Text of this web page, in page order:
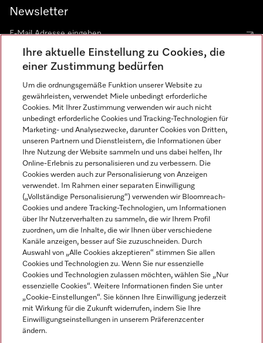
Newsletter
Sprache
DEUTSCH
Impressum
AGB
Datenschutz
Nutzungsbedingungen
Miele auf Instagram
Miele auf Youtube
Ihre aktuelle Einstellung zu Cookies, die
einer Zustimmung bedürfen
Um die ordnungsgemäße Funktion unserer Website zu
gewährleisten, verwendet Miele unbedingt erforderliche
Cookies. Mit Ihrer Zustimmung verwenden wir auch nicht
unbedingt erforderliche Cookies und Tracking-Technologien für
Marketing- und Analysezwecke, darunter Cookies von Dritten,
unseren Partnern und Dienstleistern, die Informationen über
Ihre Nutzung der Website sammeln und uns dabei helfen, Ihr
Online-Erlebnis zu personalisieren und zu verbessern. Die
Cookies werden auch zur Personalisierung von Anzeigen
verwendet. Im Rahmen einer separaten Einwilligung
(„Vollständige Personalisierung“) verwenden wir Bloomreach-
Cookies und andere Tracking-Technologien, um Informationen
über Ihr Nutzerverhalten zu sammeln, die wir Ihrem Profil
zuordnen, um die Inhalte, die wir Ihnen über verschiedene
Kanäle anzeigen, besser auf Sie zuzuschneiden. Durch
Auswahl von „Alle Cookies akzeptieren“ stimmen Sie allen
Cookies und Technologien zu. Wenn Sie nur essenzielle
Cookies und Technologien zulassen möchten, wählen Sie „Nur
essenzielle Cookies“. Weitere Informationen finden Sie unter
„Cookie-Einstellungen“. Sie können Ihre Einwilligung jederzeit
mit Wirkung für die Zukunft widerrufen, indem Sie Ihre
Einwilligungseinstellungen in unserem Präferenzcenter
ändern.